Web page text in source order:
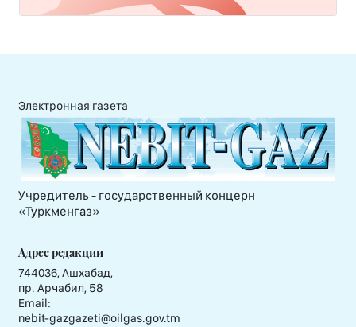
Электронная газета
Учредитель - государственный концерн
«Туркменгаз»
Адрес редакции
744036, Ашхабад,
пр. Арчабил, 58
Email:
nebit-gazgazeti@oilgas.gov.tm